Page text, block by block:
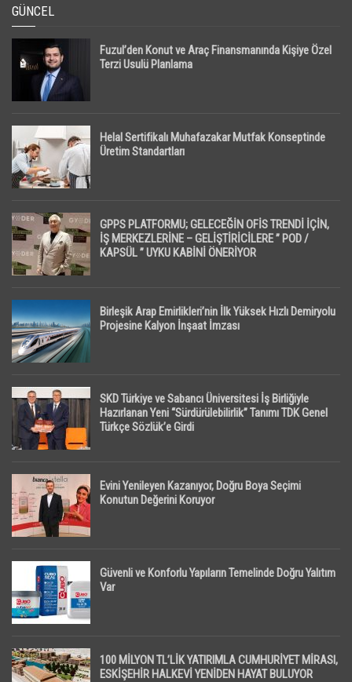
GÜNCEL
Fuzul’den Konut ve Araç Finansmanında Kişiye Özel
Terzi Usulü Planlama
Helal Sertifikalı Muhafazakar Mutfak Konseptinde
Üretim Standartları
GPPS PLATFORMU; GELECEĞİN OFİS TRENDİ İÇİN,
İŞ MERKEZLERİNE – GELİŞTİRİCİLERE ” POD /
KAPSÜL ” UYKU KABİNİ ÖNERİYOR
Birleşik Arap Emirlikleri’nin İlk Yüksek Hızlı Demiryolu
Projesine Kalyon İnşaat İmzası
SKD Türkiye ve Sabancı Üniversitesi İş Birliğiyle
Hazırlanan Yeni “Sürdürülebilirlik” Tanımı TDK Genel
Türkçe Sözlük’e Girdi
Evini Yenileyen Kazanıyor, Doğru Boya Seçimi
Konutun Değerini Koruyor
Güvenli ve Konforlu Yapıların Temelinde Doğru Yalıtım
Var
100 MİLYON TL’LİK YATIRIMLA CUMHURİYET MİRASI,
ESKİŞEHİR HALKEVİ YENİDEN HAYAT BULUYOR